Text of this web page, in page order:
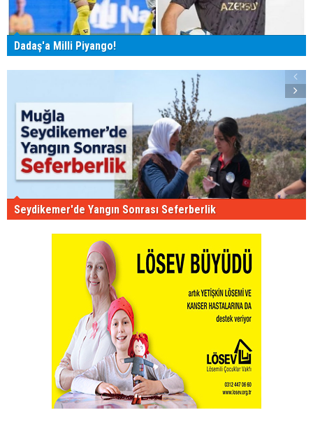
Dadaş'a Milli Piyango!
Seydikemer'de Yangın Sonrası Seferberlik